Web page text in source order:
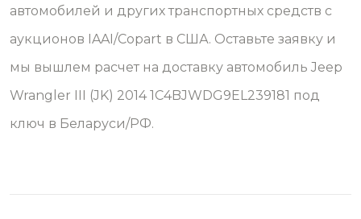
автомобилей и других транспортных средств с
аукционов IAAI/Copart в США. Оставьте заявку и
мы вышлем расчет на доставку автомобиль Jeep
Wrangler III (JK) 2014 1C4BJWDG9EL239181 под
ключ в Беларуси/РФ.